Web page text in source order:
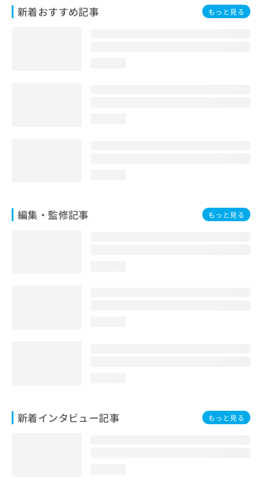
新着おすすめ記事 もっと見る
編集・監修記事 もっと見る
新着インタビュー記事 もっと見る
お
問